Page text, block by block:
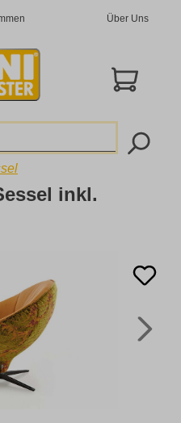
Über Uns
inkl.